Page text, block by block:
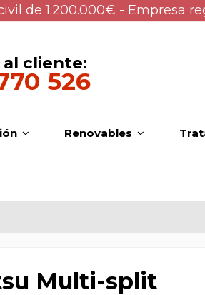
de 1.200.000€ - Empresa
cliente:
526
Renovables
Multi-split